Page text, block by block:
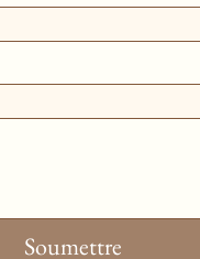
Soumettre